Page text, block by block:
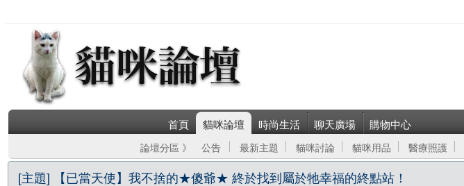
首頁 貓咪論壇 時尚生活 聊天廣場 購物中心
論壇分區 》 公告 最新主題 貓咪討論 貓咪用品 醫療照護
[主題] 【已當天使】我不捨的★傻爺★ 終於找到屬於牠幸福的終點站！